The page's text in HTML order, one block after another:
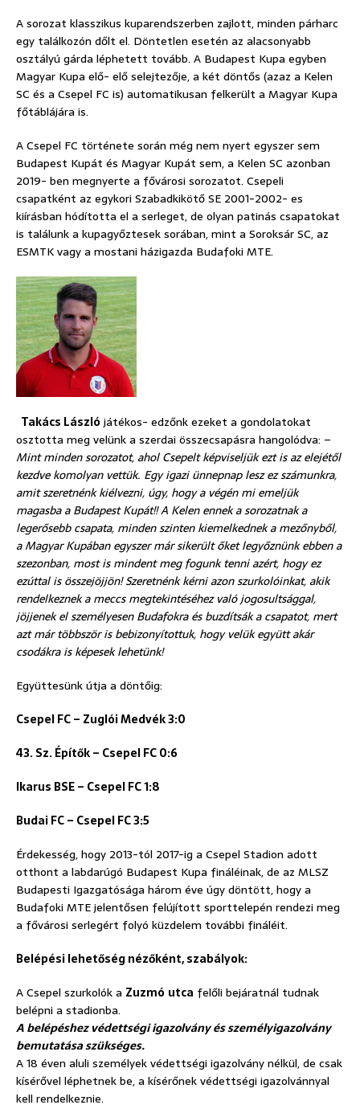
A sorozat klasszikus kuparendszerben zajlott, minden párharc
egy találkozón dőlt el. Döntetlen esetén az alacsonyabb
osztályú gárda léphetett tovább. A Budapest Kupa egyben
Magyar Kupa elő- elő selejtezője, a két döntős (azaz a Kelen
SC és a Csepel FC is) automatikusan felkerült a Magyar Kupa
főtáblájára is.
A Csepel FC története során még nem nyert egyszer sem
Budapest Kupát és Magyar Kupát sem, a Kelen SC azonban
2019- ben megnyerte a fővárosi sorozatot. Csepeli
csapatként az egykori Szabadkikötő SE 2001-2002- es
kiírásban hódította el a serleget, de olyan patinás csapatokat
is találunk a kupagyőztesek sorában, mint a Soroksár SC, az
ESMTK vagy a mostani házigazda Budafoki MTE.
Takács László játékos- edzőnk ezeket a gondolatokat
osztotta meg velünk a szerdai összecsapásra hangolódva: –
Mint minden sorozatot, ahol Csepelt képviseljük ezt is az elejétől
kezdve komolyan vettük. Egy igazi ünnepnap lesz ez számunkra,
amit szeretnénk kiélvezni, úgy, hogy a végén mi emeljük
magasba a Budapest Kupát!! A Kelen ennek a sorozatnak a
legerősebb csapata, minden szinten kiemelkednek a mezőnyből,
a Magyar Kupában egyszer már sikerült őket legyőznünk ebben a
szezonban, most is mindent meg fogunk tenni azért, hogy ez
ezúttal is összejöjjön! Szeretnénk kérni azon szurkolóinkat, akik
rendelkeznek a meccs megtekintéséhez való jogosultsággal,
jöjjenek el személyesen Budafokra és buzdítsák a csapatot, mert
azt már többször is bebizonyítottuk, hogy velük együtt akár
csodákra is képesek lehetünk!
Együttesünk útja a döntőig:
Csepel FC – Zuglói Medvék 3:0
43. Sz. Építők – Csepel FC 0:6
Ikarus BSE – Csepel FC 1:8
Budai FC – Csepel FC 3:5
Érdekesség, hogy 2013-tól 2017-ig a Csepel Stadion adott
otthont a labdarúgó Budapest Kupa fináléinak, de az MLSZ
Budapesti Igazgatósága három éve úgy döntött, hogy a
Budafoki MTE jelentősen felújított sporttelepén rendezi meg
a fővárosi serlegért folyó küzdelem további fináléit.
Belépési lehetőség nézőként, szabályok:
A Csepel szurkolók a Zuzmó utca felőli bejáratnál tudnak
belépni a stadionba.
A belépéshez védettségi igazolvány és személyigazolvány
bemutatása szükséges.
A 18 éven aluli személyek védettségi igazolvány nélkül, de csak
kísérővel léphetnek be, a kísérőnek védettségi igazolvánnyal
kell rendelkeznie.